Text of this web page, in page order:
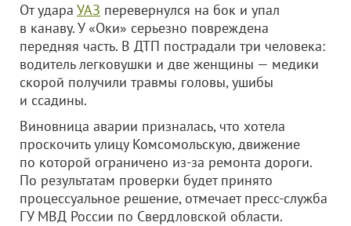
От удара УАЗ перевернулся на бок и упал
в канаву. У «Оки» серьезно повреждена
передняя часть. В ДТП пострадали три человека:
водитель легковушки и две женщины — медики
скорой получили травмы головы, ушибы
и ссадины.
Виновница аварии призналась, что хотела
проскочить улицу Комсомольскую, движение
по которой ограничено из-за ремонта дороги.
По результатам проверки будет принято
процессуальное решение, отмечает пресс-служба
ГУ МВД России по Свердловской области.